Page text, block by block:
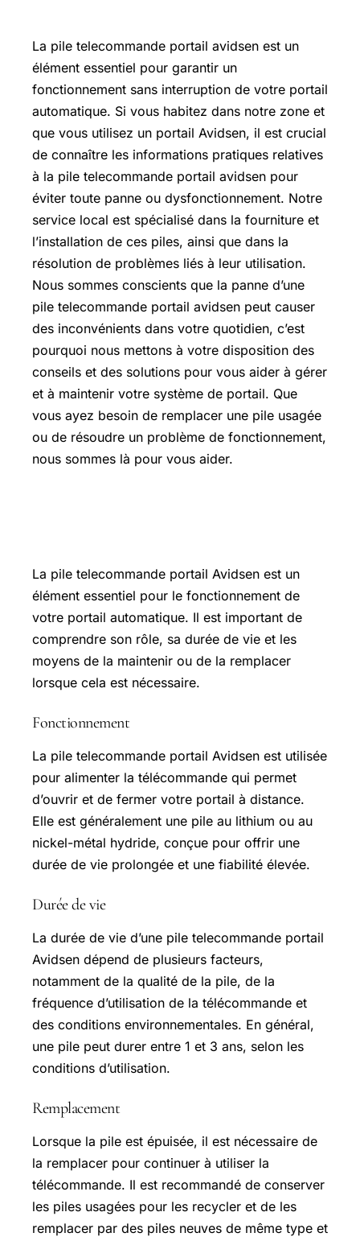
La pile telecommande portail avidsen est un
élément essentiel pour garantir un
fonctionnement sans interruption de votre portail
automatique. Si vous habitez dans notre zone et
que vous utilisez un portail Avidsen, il est crucial
de connaître les informations pratiques relatives
à la pile telecommande portail avidsen pour
éviter toute panne ou dysfonctionnement. Notre
service local est spécialisé dans la fourniture et
l’installation de ces piles, ainsi que dans la
résolution de problèmes liés à leur utilisation.
Nous sommes conscients que la panne d’une
pile telecommande portail avidsen peut causer
des inconvénients dans votre quotidien, c’est
pourquoi nous mettons à votre disposition des
conseils et des solutions pour vous aider à gérer
et à maintenir votre système de portail. Que
vous ayez besoin de remplacer une pile usagée
ou de résoudre un problème de fonctionnement,
nous sommes là pour vous aider.
La pile telecommande portail Avidsen est un
élément essentiel pour le fonctionnement de
votre portail automatique. Il est important de
comprendre son rôle, sa durée de vie et les
moyens de la maintenir ou de la remplacer
lorsque cela est nécessaire.
Fonctionnement
La pile telecommande portail Avidsen est utilisée
pour alimenter la télécommande qui permet
d’ouvrir et de fermer votre portail à distance.
Elle est généralement une pile au lithium ou au
nickel-métal hydride, conçue pour offrir une
durée de vie prolongée et une fiabilité élevée.
Durée de vie
La durée de vie d’une pile telecommande portail
Avidsen dépend de plusieurs facteurs,
notamment de la qualité de la pile, de la
fréquence d’utilisation de la télécommande et
des conditions environnementales. En général,
une pile peut durer entre 1 et 3 ans, selon les
conditions d’utilisation.
Remplacement
Lorsque la pile est épuisée, il est nécessaire de
la remplacer pour continuer à utiliser la
télécommande. Il est recommandé de conserver
les piles usagées pour les recycler et de les
remplacer par des piles neuves de même type et